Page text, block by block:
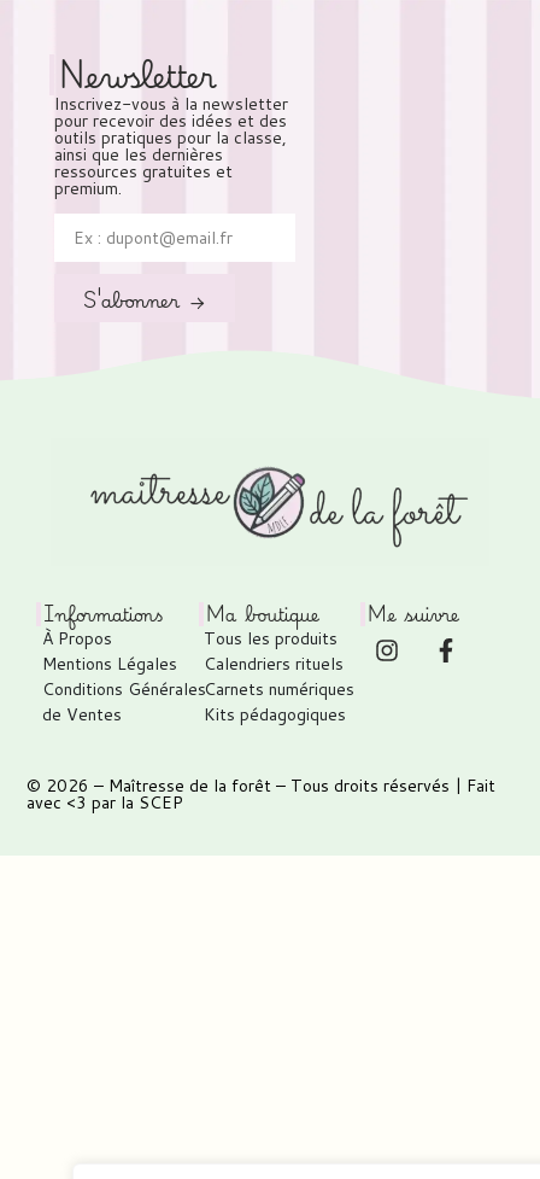
Newsletter
Inscrivez-vous à la newsletter
pour recevoir des idées et des
outils pratiques pour la classe,
ainsi que les dernières
ressources gratuites et
premium.
S'abonner →
Informations
À Propos
Mentions Légales
Conditions Générales
de Ventes
Ma boutique
Tous les produits
Calendriers rituels
Carnets numériques
Kits pédagogiques
Me suivre
© 2026 – Maîtresse de la forêt – Tous droits réservés | Fait
avec <3 par la SCEP